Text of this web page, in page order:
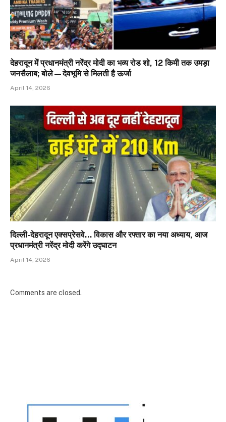
देहरादून में प्रधानमंत्री नरेंद्र मोदी का भव्य रोड शो, 12 किमी तक उमड़ा
जनसैलाब; बोले—देवभूमि से मिलती है ऊर्जा
April 14, 2026
दिल्ली-देहरादून एक्सप्रेसवे… विकास और रफ्तार का नया अध्याय, आज
प्रधानमंत्री नरेंद्र मोदी करेंगे उद्घाटन
April 14, 2026
Comments are closed.